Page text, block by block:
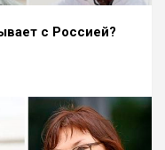
с Россией?